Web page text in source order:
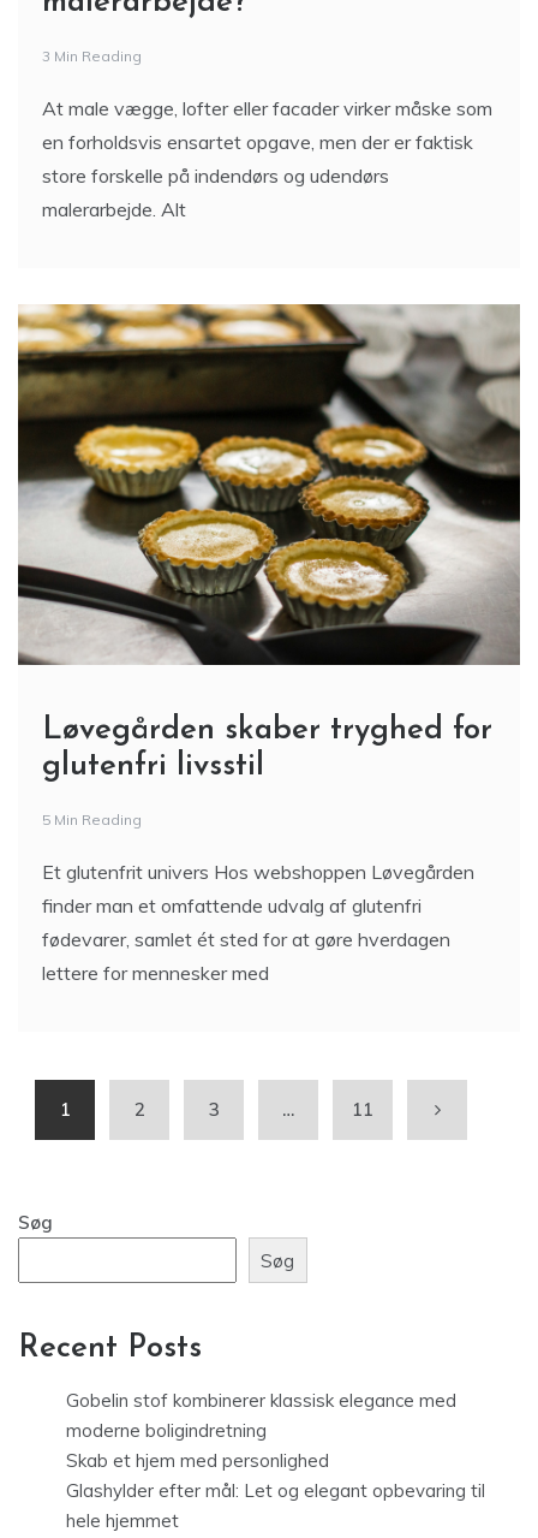
3 Min Reading
At male vægge, lofter eller facader virker måske som
en forholdsvis ensartet opgave, men der er faktisk
store forskelle på indendørs og udendørs
malerarbejde. Alt
Løvegården skaber tryghed for
glutenfri livsstil
5 Min Reading
Et glutenfrit univers Hos webshoppen Løvegården
finder man et omfattende udvalg af glutenfri
fødevarer, samlet ét sted for at gøre hverdagen
lettere for mennesker med
1 2 3 … 11
Søg
Søg
Recent Posts
Gobelin stof kombinerer klassisk elegance med
moderne boligindretning
Skab et hjem med personlighed
Glashylder efter mål: Let og elegant opbevaring til
hele hjemmet